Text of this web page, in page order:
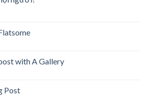
with A Gallery
Post